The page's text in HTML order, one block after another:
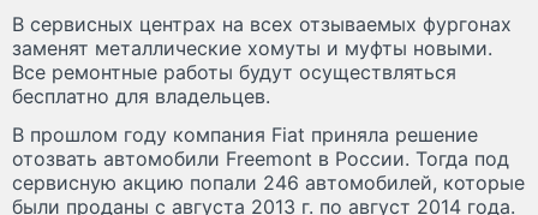
В сервисных центрах на всех отзываемых фургонах
заменят металлические хомуты и муфты новыми.
Все ремонтные работы будут осуществляться
бесплатно для владельцев.
В прошлом году компания Fiat приняла решение
отозвать автомобили Freemont в России. Тогда под
сервисную акцию попали 246 автомобилей, которые
были проданы с августа 2013 г. по август 2014 года.